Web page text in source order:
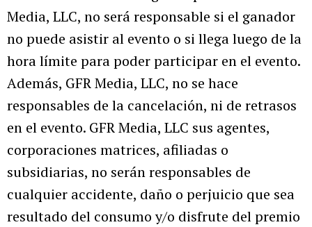
Media, LLC, no será responsable si el ganador
no puede asistir al evento o si llega luego de la
hora límite para poder participar en el evento.
Además, GFR Media, LLC, no se hace
responsables de la cancelación, ni de retrasos
en el evento. GFR Media, LLC sus agentes,
corporaciones matrices, afiliadas o
subsidiarias, no serán responsables de
cualquier accidente, daño o perjuicio que sea
resultado del consumo y/o disfrute del premio